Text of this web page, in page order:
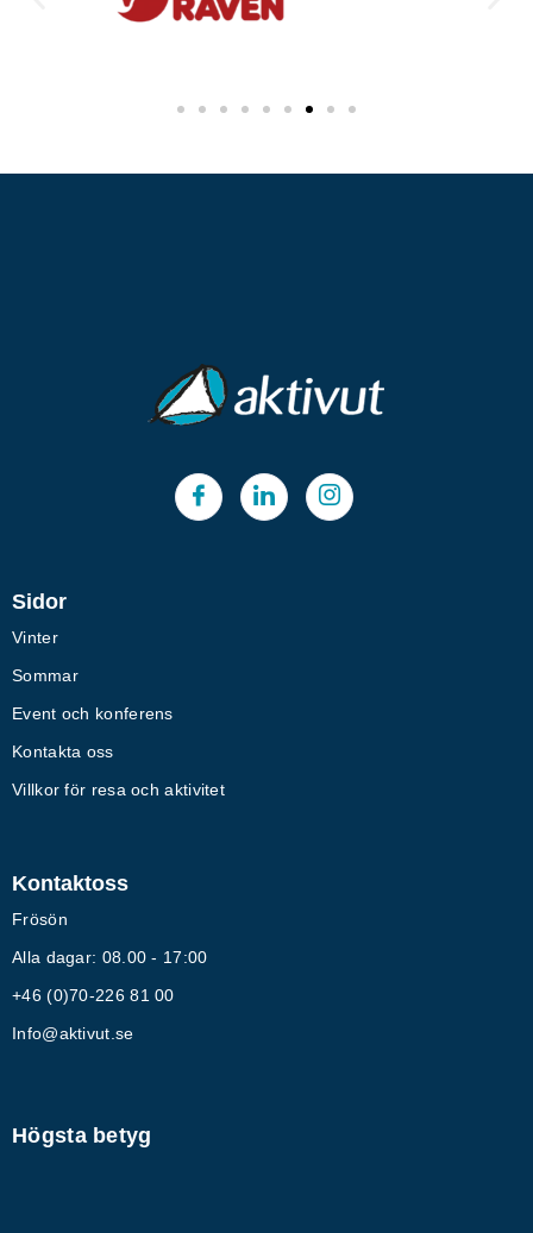
Sidor
Vinter
Sommar
Event och konferens
Kontakta oss
Villkor för resa och aktivitet
Kontaktoss
Frösön
Alla dagar: 08.00 - 17:00
+46 (0)70-226 81 00
Info@aktivut.se
Högsta betyg